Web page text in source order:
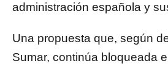
administración española y
Una propuesta que, según
Sumar, continúa bloqueada